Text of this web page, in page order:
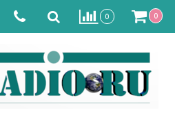
0 0